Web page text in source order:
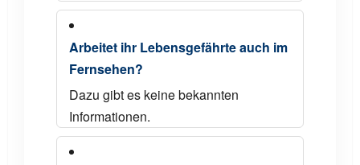
Arbeitet ihr Lebensgefährte auch im
Fernsehen?
Dazu gibt es keine bekannten
Informationen.